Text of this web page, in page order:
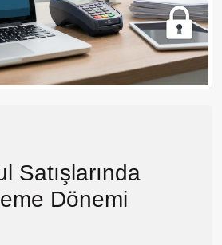
Satışlarında
Dönemi